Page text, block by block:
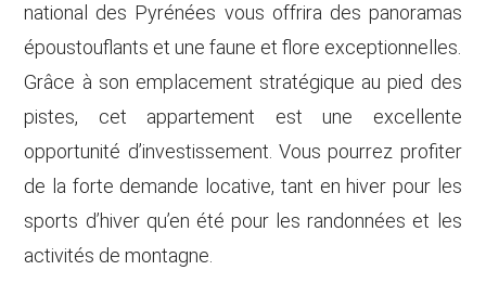
national des Pyrénées vous offrira des panoramas
époustouflants et une faune et flore exceptionnelles.
Grâce à son emplacement stratégique au pied des
pistes, cet appartement est une excellente
opportunité d’investissement. Vous pourrez profiter
de la forte demande locative, tant en hiver pour les
sports d’hiver qu’en été pour les randonnées et les
activités de montagne.